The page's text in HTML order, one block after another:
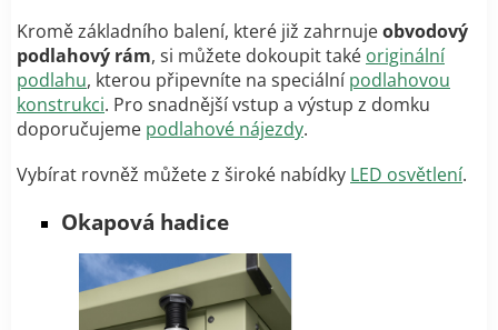
Kromě základního balení, které již zahrnujeobvodový
podlahový rám, si můžete dokoupit také originální
podlahu, kterou připevníte na speciálnípodlahovou
konstrukci. Pro snadnější vstup a výstup z domku
doporučujeme podlahové nájezdy.
Vybírat rovněž můžete z široké nabídky LED osvětlení.
Okapová hadice